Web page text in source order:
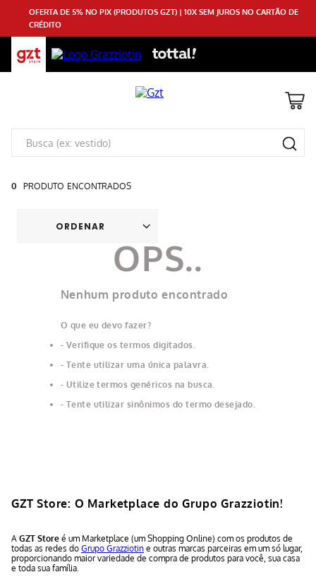
OFERTA DE 5% NO PIX (PRODUTOS GZT) | 10X SEM JUROS NO CARTÃO DE
CRÉDITO
0 PRODUTO
Nenhum produto encontrado
O que eu devo fazer?
Verifique os termos digitados.
Tente utilizar uma única palavra.
Utilize termos genéricos na busca.
Tente utilizar sinônimos do termo desejado.
GZT Store: O Marketplace do Grupo Grazziotin!
A GZT Store é um Marketplace (um Shopping Online) com os produtos de
todas as redes do Grupo Grazziotin e outras marcas parceiras em um só lugar,
proporcionando maior variedade de compra de produtos para você, sua casa
e toda sua família.